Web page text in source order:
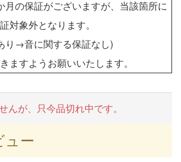
月の保証がございますが、当該箇所に
対象外となります。
り→音に関する保証なし)
ますようお願いいたします。
んが、只今品切れ中です。
ュー